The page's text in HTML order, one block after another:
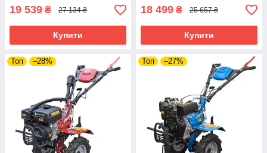
19 539 ₴ 27 134 ₴
Купити
18 499 ₴ 25 657 ₴
Купити
Топ –28% Топ –27%